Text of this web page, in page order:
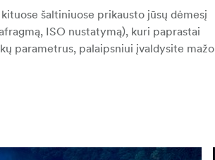
šaltiniuose prikausto jūsų dėmesį
ISO nustatymą), kuri paprastai
parametrus, palaipsniui įvaldysite mažo